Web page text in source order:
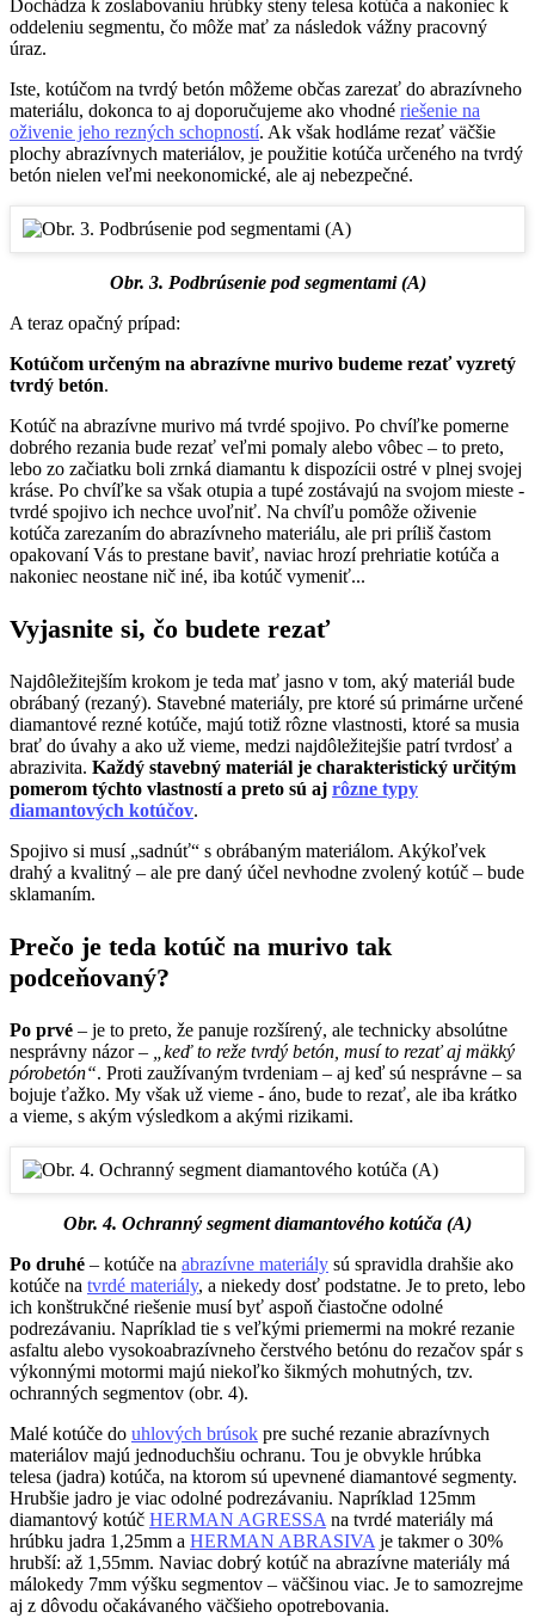
Dochádza k zoslabovaniu hrúbky steny telesa kotúča a nakoniec k
oddeleniu segmentu, čo môže mať za následok vážny pracovný
úraz.
Iste, kotúčom na tvrdý betón môžeme občas zarezať do abrazívneho
materiálu, dokonca to aj doporučujeme ako vhodné riešenie na
oživenie jeho rezných schopností. Ak však hodláme rezať väčšie
plochy abrazívnych materiálov, je použitie kotúča určeného na tvrdý
betón nielen veľmi neekonomické, ale aj nebezpečné.
Obr. 3. Podbrúsenie pod segmentami (A)
A teraz opačný prípad:
Kotúčom určeným na abrazívne murivo budeme rezať vyzretý
tvrdý betón.
Kotúč na abrazívne murivo má tvrdé spojivo. Po chvíľke pomerne
dobrého rezania bude rezať veľmi pomaly alebo vôbec – to preto,
lebo zo začiatku boli zrnká diamantu k dispozícii ostré v plnej svojej
kráse. Po chvíľke sa však otupia a tupé zostávajú na svojom mieste -
tvrdé spojivo ich nechce uvoľniť. Na chvíľu pomôže oživenie
kotúča zarezaním do abrazívneho materiálu, ale pri príliš častom
opakovaní Vás to prestane baviť, naviac hrozí prehriatie kotúča a
nakoniec neostane nič iné, iba kotúč vymeniť...
Vyjasnite si, čo budete rezať
Najdôležitejším krokom je teda mať jasno v tom, aký materiál bude
obrábaný (rezaný). Stavebné materiály, pre ktoré sú primárne určené
diamantové rezné kotúče, majú totiž rôzne vlastnosti, ktoré sa musia
brať do úvahy a ako už vieme, medzi najdôležitejšie patrí tvrdosť a
abrazivita. Každý stavebný materiál je charakteristický určitým
pomerom týchto vlastností a preto sú aj rôzne typy
diamantových kotúčov.
Spojivo si musí „sadnúť“ s obrábaným materiálom. Akýkoľvek
drahý a kvalitný – ale pre daný účel nevhodne zvolený kotúč – bude
sklamaním.
Prečo je teda kotúč na murivo tak
podceňovaný?
Po prvé – je to preto, že panuje rozšírený, ale technicky absolútne
nesprávny názor –
„keď to reže tvrdý betón, musí to rezať aj mäkký
pórobetón“. Proti zaužívaným tvrdeniam – aj keď sú nesprávne – sa
bojuje ťažko. My však už vieme - áno, bude to rezať, ale iba krátko
a vieme, s akým výsledkom a akými rizikami.
Obr. 4. Ochranný segment diamantového kotúča (A)
Po druhé – kotúče na abrazívne materiály sú spravidla drahšie ako
kotúče na tvrdé materiály, a niekedy dosť podstatne. Je to preto, lebo
ich konštrukčné riešenie musí byť aspoň čiastočne odolné
podrezávaniu. Napríklad tie s veľkými priemermi na mokré rezanie
asfaltu alebo vysokoabrazívneho čerstvého betónu do rezačov spár s
výkonnými motormi majú niekoľko šikmých mohutných, tzv.
ochranných segmentov (obr. 4).
Malé kotúče do uhlových brúsok pre suché rezanie abrazívnych
materiálov majú jednoduchšiu ochranu. Tou je obvykle hrúbka
telesa (jadra) kotúča, na ktorom sú upevnené diamantové segmenty.
Hrubšie jadro je viac odolné podrezávaniu. Napríklad 125mm
diamantový kotúč HERMAN AGRESSA na tvrdé materiály má
hrúbku jadra 1,25mm a HERMAN ABRASIVA je takmer o 30%
hrubší: až 1,55mm. Naviac dobrý kotúč na abrazívne materiály má
málokedy 7mm výšku segmentov – väčšinou viac. Je to samozrejme
aj z dôvodu očakávaného väčšieho opotrebovania.